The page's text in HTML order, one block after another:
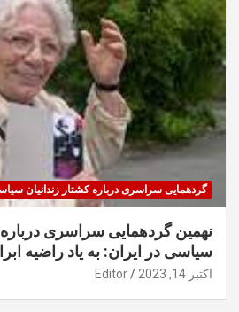
گردهمایی سراسری درباره کشتار زندانیان
نهمین گردهمایی سراسری درباره
سیاسی در ایران: به یاد راضیه
اکتبر 14, 2023 Editor